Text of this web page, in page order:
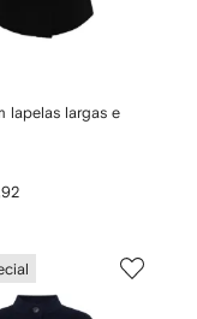
lapelas largas e